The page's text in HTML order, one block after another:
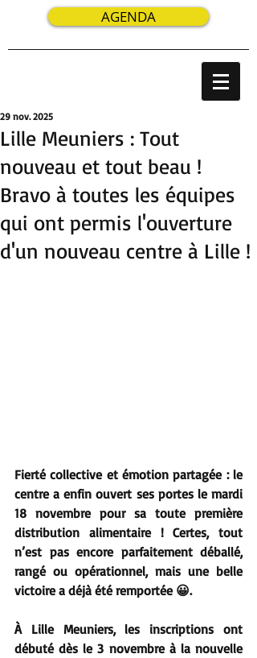
AGENDA
Lille Meuniers : Tout
nouveau et tout beau !
Bravo à toutes les équipes
qui ont permis l'ouverture
d'un nouveau centre à Lille !
29 nov. 2025
Fierté collective et émotion partagée : le
centre a enfin ouvert ses portes le mardi
18 novembre pour sa toute première
distribution alimentaire ! Certes, tout
n’est pas encore parfaitement déballé,
rangé ou opérationnel, mais une belle
victoire a déjà été remportée 😀.
À Lille Meuniers, les inscriptions ont
débuté dès le 3 novembre à la nouvelle